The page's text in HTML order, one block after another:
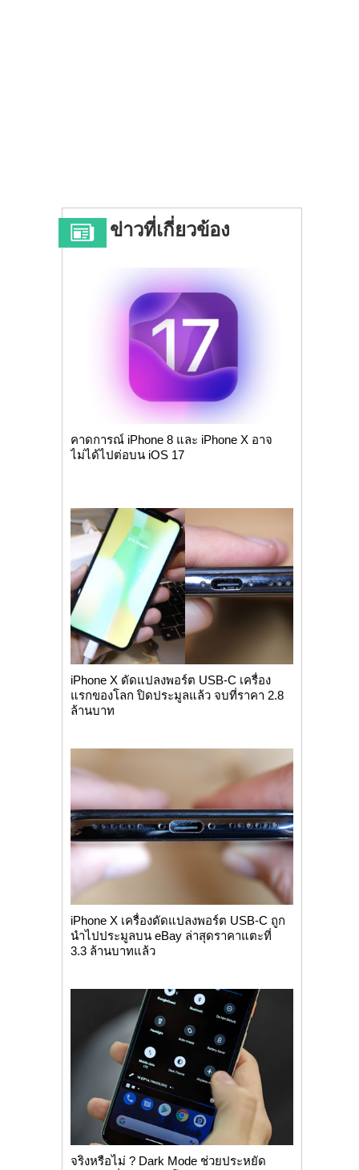
ข่าวที่เกี่ยวข้อง
คาดการณ์ iPhone 8 และ iPhone X อาจ
ไม่ได้ไปต่อบน iOS 17
iPhone X ดัดแปลงพอร์ต USB-C เครื่อง
แรกของโลก ปิดประมูลแล้ว จบที่ราคา 2.8
ล้านบาท
iPhone X เครื่องดัดแปลงพอร์ต USB-C ถูก
นำไปประมูลบน eBay ล่าสุดราคาแตะที่
3.3 ล้านบาทแล้ว
จริงหรือไม่ ? Dark Mode ช่วยประหยัด